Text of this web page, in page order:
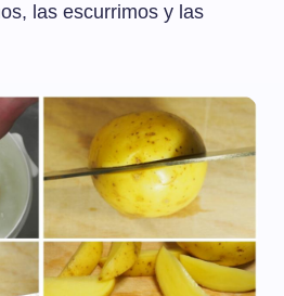
las escurrimos y las